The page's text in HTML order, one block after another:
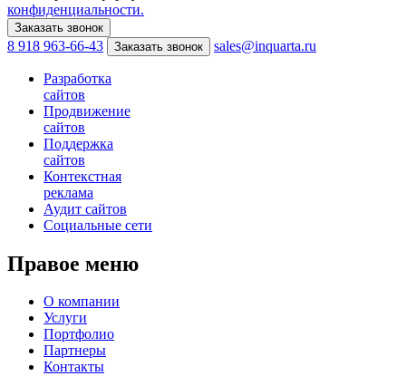
конфиденциальности.
8 918 963-66-43 Заказать звонок sales@inquarta.ru
Разработка
сайтов
Продвижение
сайтов
Поддержка
сайтов
Контекстная
реклама
Аудит сайтов
Социальные сети
Правое меню
О компании
Услуги
Портфолио
Партнеры
Контакты